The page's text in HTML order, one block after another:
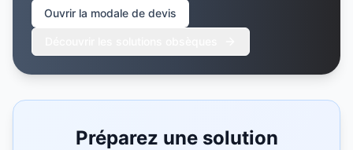
Ouvrir la modale de devis
Préparez une solution